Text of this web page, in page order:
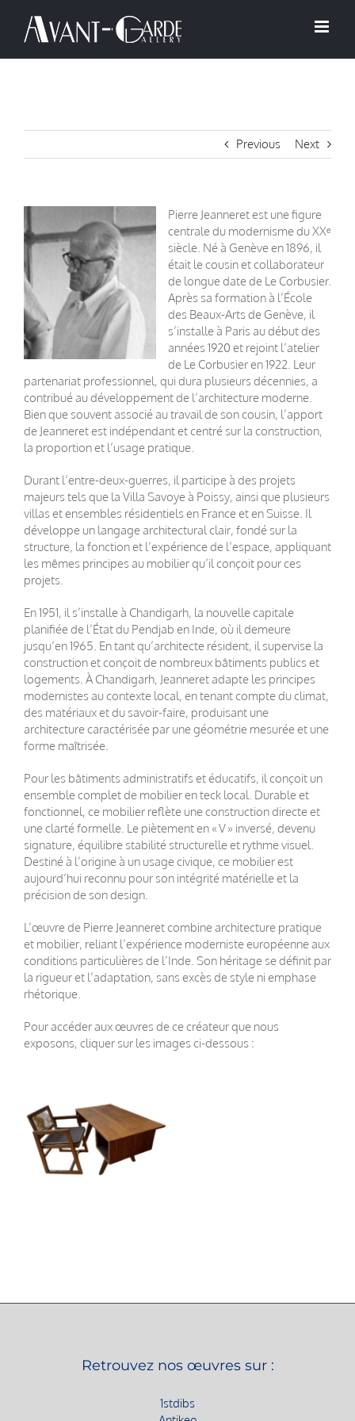
contenu
Previous Next
Pierre Jeanneret est une figure
centrale du modernisme du XXᵉ
siècle. Né à Genève en 1896, il
était le cousin et collaborateur
de longue date de Le Corbusier.
Après sa formation à l’École
des Beaux-Arts de Genève, il
s’installe à Paris au début des
années 1920 et rejoint l’atelier
de Le Corbusier en 1922. Leur
partenariat professionnel, qui dura plusieurs décennies, a
contribué au développement de l’architecture moderne.
Bien que souvent associé au travail de son cousin, l’apport
de Jeanneret est indépendant et centré sur la construction,
la proportion et l’usage pratique.
Durant l’entre-deux-guerres, il participe à des projets
majeurs tels que la Villa Savoye à Poissy, ainsi que plusieurs
villas et ensembles résidentiels en France et en Suisse. Il
développe un langage architectural clair, fondé sur la
structure, la fonction et l’expérience de l’espace, appliquant
les mêmes principes au mobilier qu’il conçoit pour ces
projets.
En 1951, il s’installe à Chandigarh, la nouvelle capitale
planifiée de l’État du Pendjab en Inde, où il demeure
jusqu’en 1965. En tant qu’architecte résident, il supervise la
construction et conçoit de nombreux bâtiments publics et
logements. À Chandigarh, Jeanneret adapte les principes
modernistes au contexte local, en tenant compte du climat,
des matériaux et du savoir-faire, produisant une
architecture caractérisée par une géométrie mesurée et une
forme maîtrisée.
Pour les bâtiments administratifs et éducatifs, il conçoit un
ensemble complet de mobilier en teck local. Durable et
fonctionnel, ce mobilier reflète une construction directe et
une clarté formelle. Le piètement en « V » inversé, devenu
signature, équilibre stabilité structurelle et rythme visuel.
Destiné à l’origine à un usage civique, ce mobilier est
aujourd’hui reconnu pour son intégrité matérielle et la
précision de son design.
L’œuvre de Pierre Jeanneret combine architecture pratique
et mobilier, reliant l’expérience moderniste européenne aux
conditions particulières de l’Inde. Son héritage se définit par
la rigueur et l’adaptation, sans excès de style ni emphase
rhétorique.
Pour accéder aux œuvres de ce créateur que nous
exposons, cliquer sur les images ci-dessous :
Retrouvez nos œuvres sur :
1stdibs